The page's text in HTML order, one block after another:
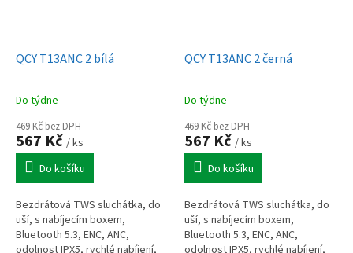
QCY T13ANC 2 bílá
Do týdne
469 Kč bez DPH
567 Kč / ks
Do košíku
Bezdrátová TWS sluchátka, do
uší, s nabíjecím boxem,
Bluetooth 5.3, ENC, ANC,
QCY T13ANC 2 černá
Do týdne
469 Kč bez DPH
567 Kč / ks
Do košíku
Bezdrátová TWS sluchátka, do
uší, s nabíjecím boxem,
Bluetooth 5.3, ENC, ANC,